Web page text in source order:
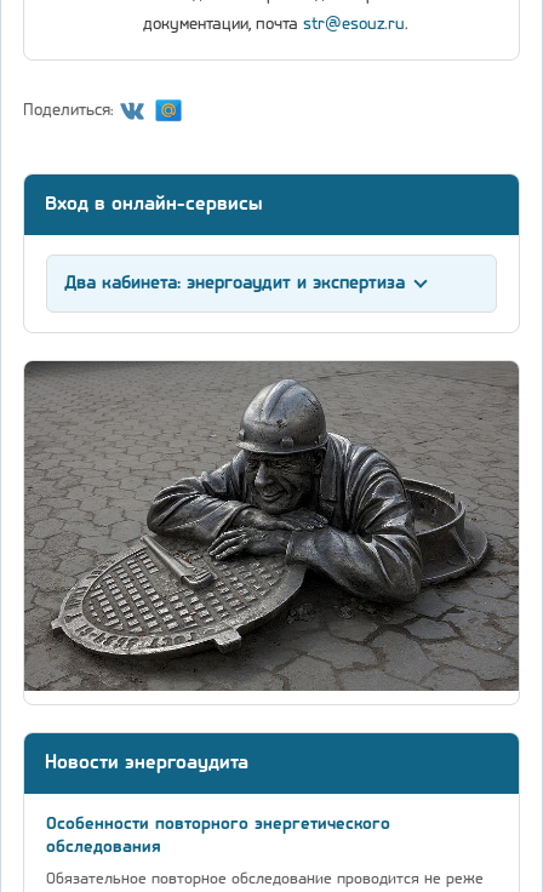
документации, почта str@esouz.ru.
Поделиться:
Вход в онлайн-сервисы
Два кабинета: энергоаудит и экспертиза
Новости энергоаудита
Особенности повторного энергетического
обследования
Обязательное повторное обследование проводится не реже